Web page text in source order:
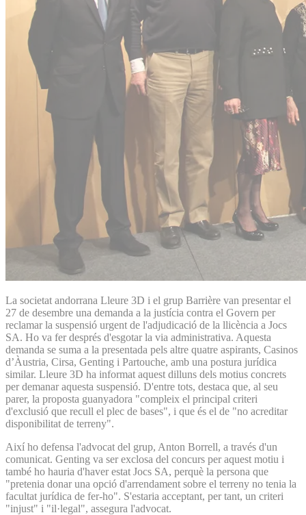
La societat andorrana Lleure 3D i el grup Barrière van presentar el
27 de desembre una demanda a la justícia contra el Govern per
reclamar la suspensió urgent de l'adjudicació de la llicència a Jocs
SA. Ho va fer després d'esgotar la via administrativa. Aquesta
demanda se suma a la presentada pels altre quatre aspirants, Casinos
d’Àustria, Cirsa, Genting i Partouche, amb una postura jurídica
similar. Lleure 3D ha informat aquest dilluns dels motius concrets
per demanar aquesta suspensió. D'entre tots, destaca que, al seu
parer, la proposta guanyadora "compleix el principal criteri
d'exclusió que recull el plec de bases", i que és el de "no acreditar
disponibilitat de terreny".
Així ho defensa l'advocat del grup, Anton Borrell, a través d'un
comunicat. Genting va ser exclosa del concurs per aquest motiu i
també ho hauria d'haver estat Jocs SA, perquè la persona que
"pretenia donar una opció d'arrendament sobre el terreny no tenia la
facultat jurídica de fer-ho". S'estaria acceptant, per tant, un criteri
"injust" i "il·legal", assegura l'advocat.